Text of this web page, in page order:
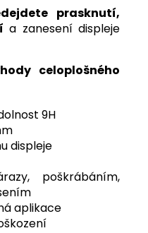
prasknutí,
a zanesení displeje
celoplošného
9H
displeje
poškrábáním,
aplikace